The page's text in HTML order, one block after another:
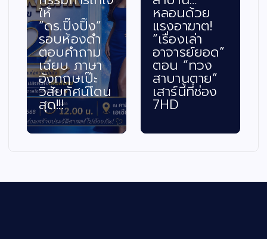
นด้วย
อาฆาต!
องเล่า
ารย์ยอด”
“ทวง
านตาย”
ร์นี้ที่ช่อง
อาจารย์ยอด”
ตอน “นางฟ้า
ปากจัด” ฟาด
เรตติ้งเดือด
กระแทกใจคน
ดูทั่วประเทศ
พุ่งแรงถึง
4.5
ความสา
กรรมการ
ระดับปร